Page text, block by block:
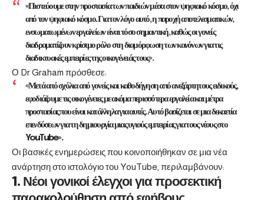
«Πιστεύουμε στην προστασία των παιδιών μέσα στον ψηφιακό κόσμο, όχι
από τον ψηφιακό κόσμο. Για τον λόγο αυτό, η παροχή αποτελεσματικών,
ενσωματωμένων εργαλείων είναι τόσο σημαντική, καθώς οι γονείς
διαδραματίζουν κρίσιμο ρόλο στη διαμόρφωση των κανόνων για τις
διαδικτυακές εμπειρίες της οικογένειάς τους».
Ο Dr Graham πρόσθεσε:
«Μετά από σχόλια από γονείς και καθοδήγηση από ανεξάρτητους ειδικούς,
εφοδιάζουμε τις οικογένειες με ακόμα περισσότερα εργαλεία και μέτρα
προστασίας που είναι κατάλληλα για αυτές. Αυτό βασίζεται σε μια δεκαετία
επενδύσεων για τη δημιουργία μιας υγιούς εμπειρίας για τους νέους στο
YouTube».
Οι βασικές ενημερώσεις που κοινοποιήθηκαν σε μια νέα
ανάρτηση στο ιστολόγιο του YouTube, περιλαμβάνουν:
1. Νέοι γονικοί έλεγχοι για προσεκτική